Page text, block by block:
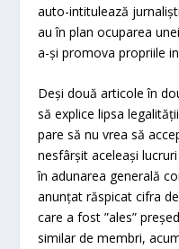
auto-intitulează
au în plan ocuparea
a-și promova propriile
Deși două articole în
să explice lipsa
pare să nu vrea să
nesfârșit aceleași
în adunarea generală
anunțat răspicat cifra
care a fost ”ales”
similar de membri,